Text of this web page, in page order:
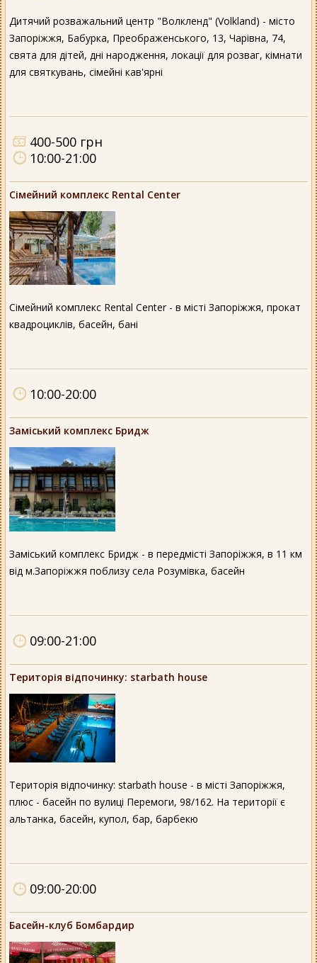
Дитячий розважальний центр "Волкленд" (Volkland) - місто
Запоріжжя, Бабурка, Преображенського, 13, Чарівна, 74,
свята для дітей, дні народження, локації для розваг, кімнати
для святкувань, сімейні кав'ярні
400-500 грн
10:00-21:00
Сімейний комплекс Rental Center
Сімейний комплекс Rental Center - в місті Запоріжжя, прокат
квадроциклів, басейн, бані
10:00-20:00
Заміський комплекс Бридж
Заміський комплекс Бридж - в передмісті Запоріжжя, в 11 км
від м.Запоріжжя поблизу села Розумівка, басейн
09:00-21:00
Територія відпочинку: starbath house
Територія відпочинку: starbath house - в місті Запоріжжя,
плюс - басейн по вулиці Перемоги, 98/162. На території є
альтанка, басейн, купол, бар, барбекю
09:00-20:00
Басейн-клуб Бомбардир